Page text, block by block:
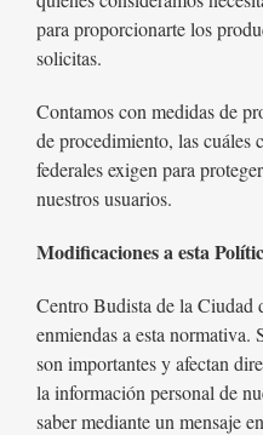
para proporcionarte los
solicitas.
Contamos con medidas de
de procedimiento, las cuáles
federales exigen para
nuestros usuarios.
Modificaciones a esta
Centro Budista de la
enmiendas a esta normativa.
son importantes y afectan
la información personal de
saber mediante un mensaje